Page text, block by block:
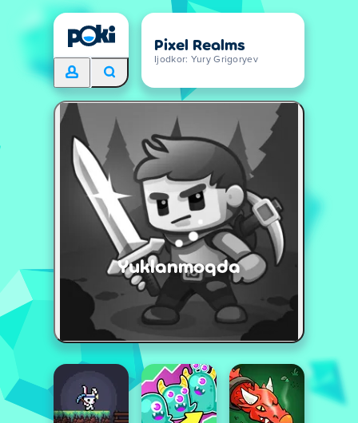
Pixel Realms
Ijodkor: Yury Grigoryev
Yuklanmoqda